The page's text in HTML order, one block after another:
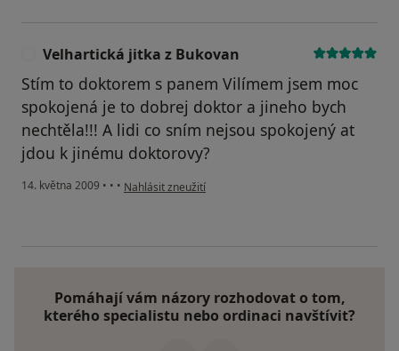
Velhartická jitka z Bukovan
Stím to doktorem s panem Vilímem jsem moc
spokojená je to dobrej doktor a jineho bych
nechtěla!!! A lidi co sním nejsou spokojený at
jdou k jinému doktorovy?
14. května 2009 • • • podle názoru uživatele Velhartická jitka z Bukovan
Nahlásit zneužití
Pomáhají vám názory rozhodovat o tom,
kterého specialistu nebo ordinaci navštívit?